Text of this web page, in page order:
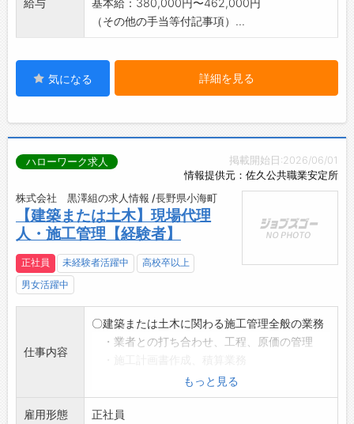
（その他の手当等付記事項）...
気になる 詳細を見る
掲載開始日:2026/06/01
情報提供元：佐久公共職業安定所
ハローワーク求人
株式会社 黒澤組の求人情報 /長野県小海町
【建築または土木】現場代理
人・施工管理【経験者】
正社員 未経験者活躍中
高校卒以上
男女活躍中
仕事内容
〇建築または土木に関わる施工管理全般の業務
・業者との打ち合わせ、工程、原価の管理
・資材の発注、搬入計画
・現場の安全管理
・現場写真の管理、整理
もっと見る
雇用形態 正社員